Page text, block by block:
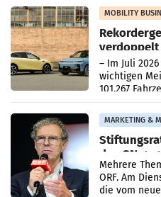
MOBILITY
verdoppelt
– Im Juli
wichtigen
101.267
Ergebnis
verdoppelte
MARKETING &
den SN
Mehrere
ORF. Am
die vom